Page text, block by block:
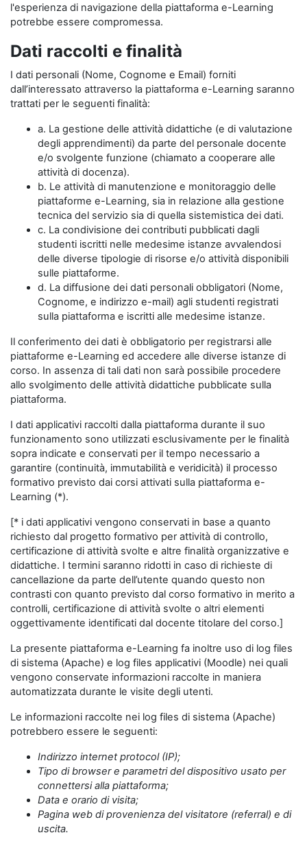
l'esperienza di navigazione della piattaforma e-Learning
potrebbe essere compromessa.
Dati raccolti e finalità
I dati personali (Nome, Cognome e Email) forniti
dall’interessato attraverso la piattaforma e-Learning saranno
trattati per le seguenti finalità:
a. La gestione delle attività didattiche (e di valutazione
degli apprendimenti) da parte del personale docente
e/o svolgente funzione (chiamato a cooperare alle
attività di docenza).
b. Le attività di manutenzione e monitoraggio delle
piattaforme e-Learning, sia in relazione alla gestione
tecnica del servizio sia di quella sistemistica dei dati.
c. La condivisione dei contributi pubblicati dagli
studenti iscritti nelle medesime istanze avvalendosi
delle diverse tipologie di risorse e/o attività disponibili
sulle piattaforme.
d. La diffusione dei dati personali obbligatori (Nome,
Cognome, e indirizzo e-mail) agli studenti registrati
sulla piattaforma e iscritti alle medesime istanze.
Il conferimento dei dati è obbligatorio per registrarsi alle
piattaforme e-Learning ed accedere alle diverse istanze di
corso. In assenza di tali dati non sarà possibile procedere
allo svolgimento delle attività didattiche pubblicate sulla
piattaforma.
I dati applicativi raccolti dalla piattaforma durante il suo
funzionamento sono utilizzati esclusivamente per le finalità
sopra indicate e conservati per il tempo necessario a
garantire (continuità, immutabilità e veridicità) il processo
formativo previsto dai corsi attivati sulla piattaforma e-
Learning (*).
[* i dati applicativi vengono conservati in base a quanto
richiesto dal progetto formativo per attività di controllo,
certificazione di attività svolte e altre finalità organizzative e
didattiche. I termini saranno ridotti in caso di richieste di
cancellazione da parte dell’utente quando questo non
contrasti con quanto previsto dal corso formativo in merito a
controlli, certificazione di attività svolte o altri elementi
oggettivamente identificati dal docente titolare del corso.]
La presente piattaforma e-Learning fa inoltre uso di log files
di sistema (Apache) e log files applicativi (Moodle) nei quali
vengono conservate informazioni raccolte in maniera
automatizzata durante le visite degli utenti.
Le informazioni raccolte nei log files di sistema (Apache)
potrebbero essere le seguenti:
Indirizzo internet protocol (IP);
Tipo di browser e parametri del dispositivo usato per
connettersi alla piattaforma;
Data e orario di visita;
Pagina web di provenienza del visitatore (referral) e di
uscita.